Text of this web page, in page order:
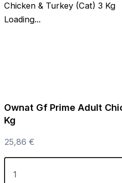
Chicken & Turkey (Cat) 3 Kg
Loading...
Ownat Gf Prime Adult
Kg
25,86 €